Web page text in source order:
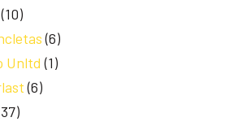
(10)
(6)
Unltd (1)
(6)